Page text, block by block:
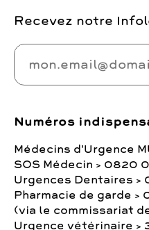
La Queue de
Recevez notre
Numéros
Médecins d'Urgence
SOS Médecin > 0820
Urgences Dentaires
Pharmacie de garde >
(via le commissariat
Urgence vétérinaire >